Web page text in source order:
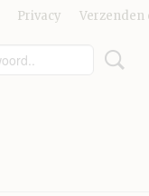
Privacy Verzenden